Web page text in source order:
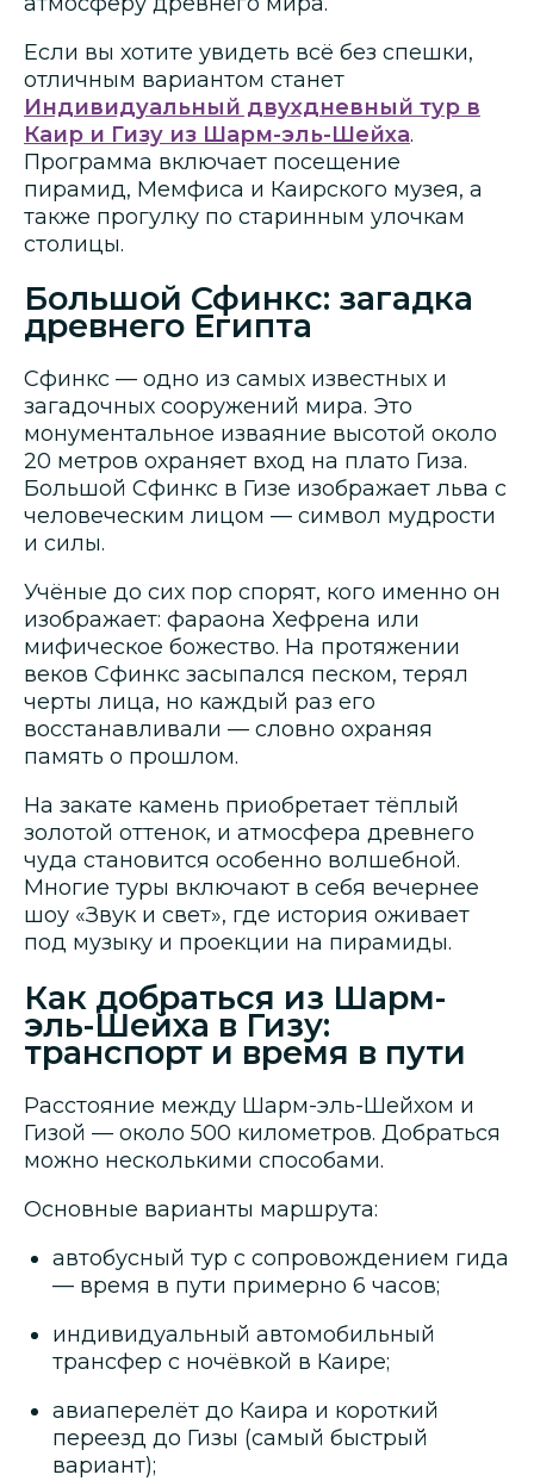
Если вы хотите увидеть всё без спешки,
отличным вариантом станет
Индивидуальный двухдневный тур в
Каир и Гизу из Шарм-эль-Шейха.
Программа включает посещение
пирамид, Мемфиса и Каирского музея, а
также прогулку по старинным улочкам
столицы.
Большой Сфинкс: загадка
древнего Египта
Сфинкс — одно из самых известных и
загадочных сооружений мира. Это
монументальное изваяние высотой около
20 метров охраняет вход на плато Гиза.
Большой Сфинкс в Гизе изображает льва с
человеческим лицом — символ мудрости
и силы.
Учёные до сих пор спорят, кого именно он
изображает: фараона Хефрена или
мифическое божество. На протяжении
веков Сфинкс засыпался песком, терял
черты лица, но каждый раз его
восстанавливали — словно охраняя
память о прошлом.
На закате камень приобретает тёплый
золотой оттенок, и атмосфера древнего
чуда становится особенно волшебной.
Многие туры включают в себя вечернее
шоу «Звук и свет», где история оживает
под музыку и проекции на пирамиды.
Как добраться из Шарм-
эль-Шейха в Гизу:
транспорт и время в пути
Расстояние между Шарм-эль-Шейхом и
Гизой — около 500 километров. Добраться
можно несколькими способами.
Основные варианты маршрута:
автобусный тур с сопровождением гида
— время в пути примерно 6 часов;
индивидуальный автомобильный
трансфер с ночёвкой в Каире;
авиаперелёт до Каира и короткий
переезд до Гизы (самый быстрый
вариант);